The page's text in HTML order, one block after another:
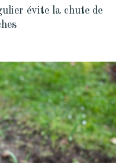
évite la chute de